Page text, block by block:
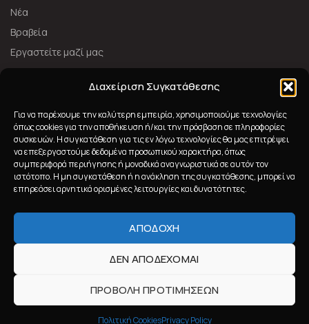
Διαχείριση Συγκατάθεσης
Για να παρέχουμε την καλύτερη εμπειρία, χρησιμοποιούμε τεχνολογίες
όπως cookies για την αποθήκευση ή/και την πρόσβαση σε πληροφορίες
συσκευών. Η συγκατάθεση για τις εν λόγω τεχνολογίες θα μας επιτρέψει
να επεξεργαστούμε δεδομένα προσωπικού χαρακτήρα, όπως
συμπεριφορά περιήγησης ή μοναδικά αναγνωριστικά σε αυτόν τον
ιστότοπο. Η μη συγκατάθεση ή η ανάκληση της συγκατάθεσης, μπορεί να
επηρεάσει αρνητικά ορισμένες λειτουργίες και δυνατότητες.
ΑΠΟΔΟΧΉ
ΔΕΝ ΑΠΟΔΈΧΟΜΑΙ
ΠΡΟΒΟΛΉ ΠΡΟΤΙΜΉΣΕΩΝ
Πολιτική CookiesPrivacy Policy
Νέα
Βραβεία
Εργαστείτε μαζί μας
ΑΚΟΛΟΥΘΉΣΤΕ ΜΑΣ
2023 Nanobionic All Rights Reserved